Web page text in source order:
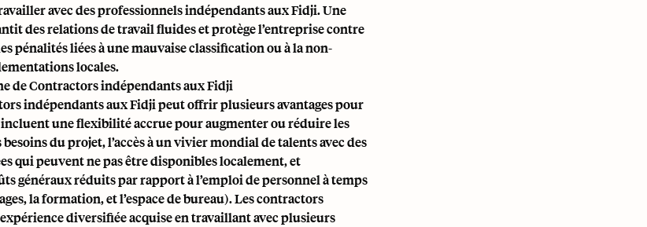
avec des professionnels indépendants aux Fidji. Une
des relations de travail fluides et protège l’entreprise contre
pénalités liées à une mauvaise classification ou à la non-
locales.
de Contractors indépendants aux Fidji
indépendants aux Fidji peut offrir plusieurs avantages pour
une flexibilité accrue pour augmenter ou réduire les
du projet, l’accès à un vivier mondial de talents avec des
qui peuvent ne pas être disponibles localement, et
généraux réduits par rapport à l’emploi de personnel à temps
la formation, et l’espace de bureau). Les contractors
diversifiée acquise en travaillant avec plusieurs